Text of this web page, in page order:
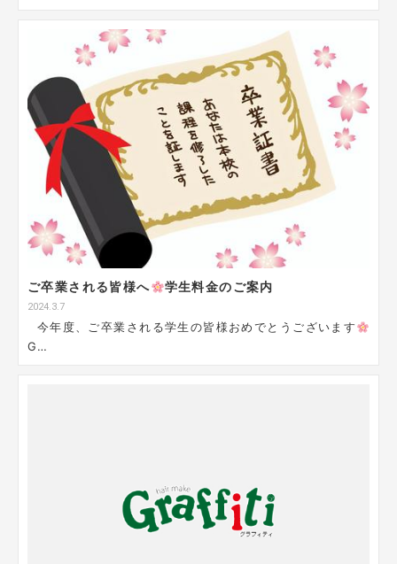
ご卒業される皆様へ 学生料金のご案内
2024.3.7
今年度、ご卒業される学生の皆様おめでとうございます
G…